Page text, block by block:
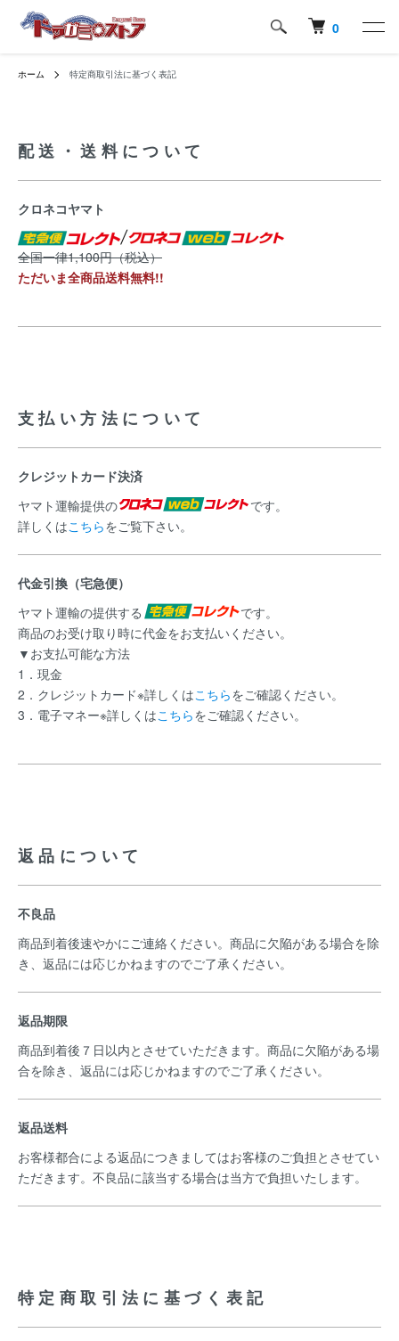
0
ホーム 特定商取引法に基づく表記
配送・送料について
クロネコヤマト
全国一律1,100円（税込）
ただいま全商品送料無料!!
支払い方法について
クレジットカード決済
ヤマト運輸提供の
です。
詳しくはこちらをご覧下さい。
代金引換（宅急便）
ヤマト運輸の提供する
です。
商品のお受け取り時に代金をお支払いください。
▼お支払可能な方法
1．現金
2．クレジットカード※詳しくはこちらをご確認ください。
3．電子マネー※詳しくはこちらをご確認ください。
返品について
不良品
商品到着後速やかにご連絡ください。商品に欠陥がある場合を除
き、返品には応じかねますのでご了承ください。
返品期限
商品到着後７日以内とさせていただきます。商品に欠陥がある場
合を除き、返品には応じかねますのでご了承ください。
返品送料
お客様都合による返品につきましてはお客様のご負担とさせてい
ただきます。不良品に該当する場合は当方で負担いたします。
特定商取引法に基づく表記